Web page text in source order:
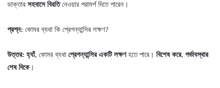
ডাক্তার সহবাসে বিরতিনেওয়ার পরামর্শ দিতে পারেন।
প্রশ্ন: কোমর ব্যথা কি প্রেগন্যান্সির লক্ষণ?
উত্তর: হ্যাঁ, কোমর ব্যথা প্রেগন্যান্সির একটি লক্ষণহতে পারে। বিশেষ করে, গর্ভাবস্থার
শেষ দিকে।